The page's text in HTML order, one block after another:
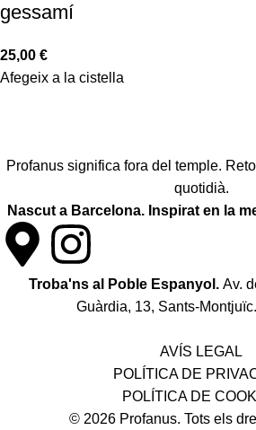
gessamí
25,00 €
Afegeix a la cistella
Profanus significa fora del temple.
quotidià.
Nascut a Barcelona. Inspirat en la
Troba'ns al Poble Espanyol. Av.
Guàrdia, 13, Sants-
AVÍS LEGAL
POLÍTICA DE
POLÍTICA DE
© 2026 Profanus. Tots els